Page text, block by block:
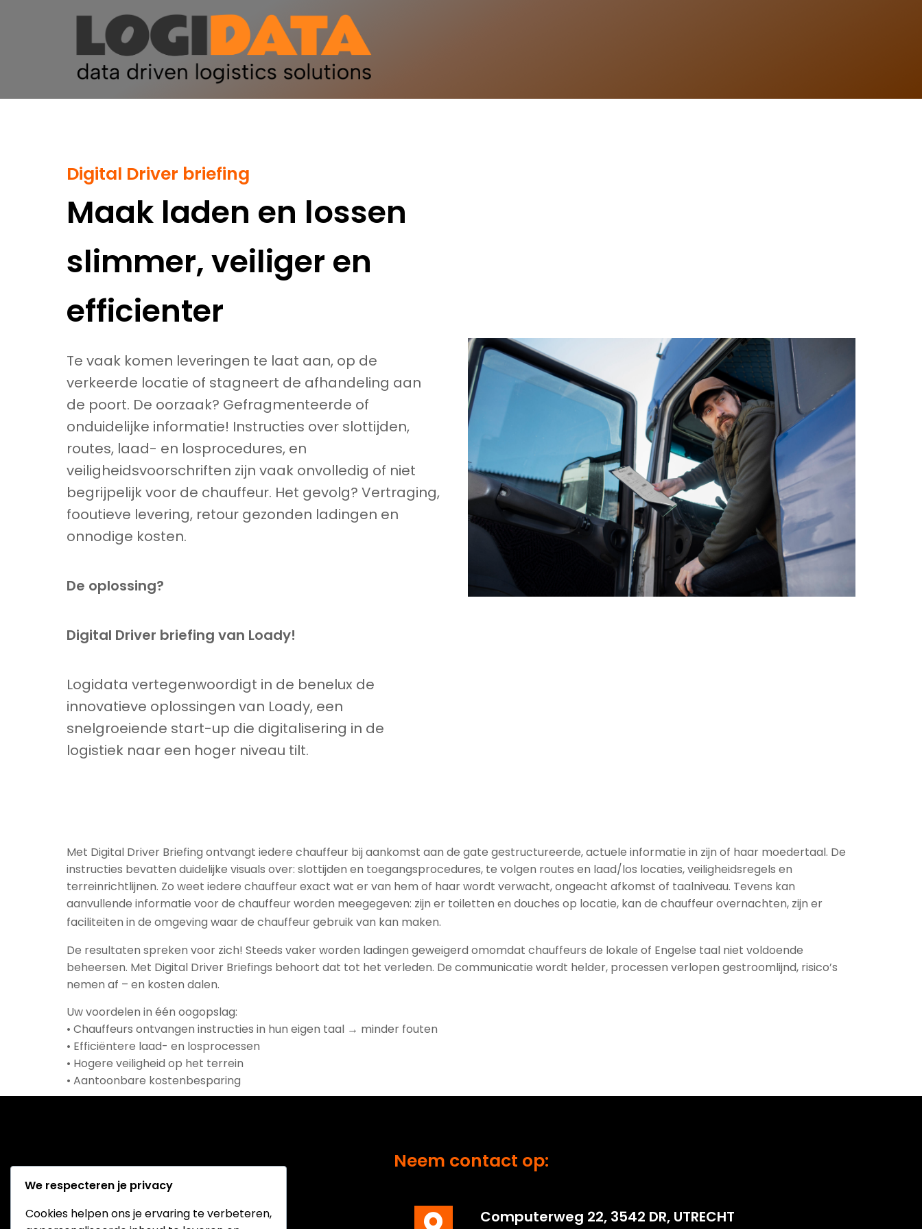
Digital Driver briefing
Maak laden en lossen
slimmer, veiliger en
efficienter
Te vaak komen leveringen te laat aan, op de
verkeerde locatie of stagneert de afhandeling aan
de poort. De oorzaak? Gefragmenteerde of
onduidelijke informatie! Instructies over slottijden,
routes, laad- en losprocedures, en
veiligheidsvoorschriften zijn vaak onvolledig of niet
begrijpelijk voor de chauffeur. Het gevolg? Vertraging,
fooutieve levering, retour gezonden ladingen en
onnodige kosten.
De oplossing?
Digital Driver briefing van Loady!
Logidata vertegenwoordigt in de benelux de
innovatieve oplossingen van Loady, een
snelgroeiende start-up die digitalisering in de
logistiek naar een hoger niveau tilt.
Met Digital Driver Briefing ontvangt iedere chauffeur bij aankomst aan de gate gestructureerde, actuele informatie in zijn of haar moedertaal. De
instructies bevatten duidelijke visuals over: slottijden en toegangsprocedures, te volgen routes en laad/los locaties, veiligheidsregels en
terreinrichtlijnen. Zo weet iedere chauffeur exact wat er van hem of haar wordt verwacht, ongeacht afkomst of taalniveau. Tevens kan
aanvullende informatie voor de chauffeur worden meegegeven: zijn er toiletten en douches op locatie, kan de chauffeur overnachten, zijn er
faciliteiten in de omgeving waar de chauffeur gebruik van kan maken.
De resultaten spreken voor zich! Steeds vaker worden ladingen geweigerd omomdat chauffeurs de lokale of Engelse taal niet voldoende
beheersen. Met Digital Driver Briefings behoort dat tot het verleden. De communicatie wordt helder, processen verlopen gestroomlijnd, risico’s
nemen af – en kosten dalen.
Uw voordelen in één oogopslag:
• Chauffeurs ontvangen instructies in hun eigen taal → minder fouten
• Efficiëntere laad- en losprocessen
• Hogere veiligheid op het terrein
• Aantoonbare kostenbesparing
Neem contact op:
Computerweg 22, 3542 DR, UTRECHT
We respecteren je privacy
Cookies helpen ons je ervaring te verbeteren,